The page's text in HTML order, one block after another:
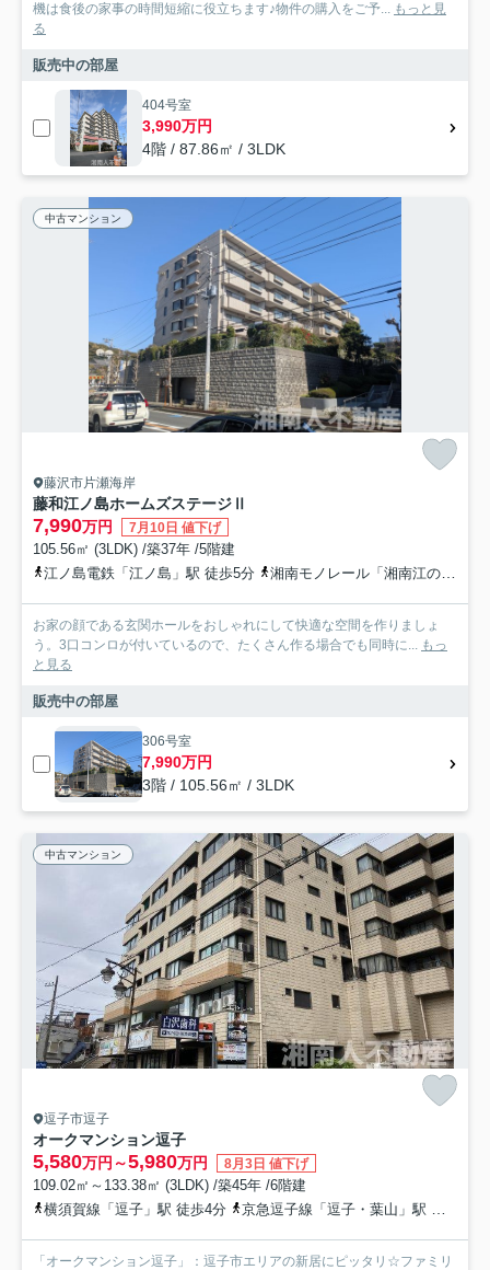
機は食後の家事の時間短縮に役立ちます♪物件の購入をご予... もっと見
る
販売中の部屋
404号室
3,990万円
4階 / 87.86㎡ / 3LDK
中古マンション
藤沢市片瀬海岸
藤和江ノ島ホームズステージⅡ
7,990万円 7月10日 値下げ
105.56㎡ (3LDK) /築37年 /5階建
江ノ島電鉄「江ノ島」駅 徒歩5分
湘南モノレール「湘南江の島」駅 徒歩5分
お家の顔である玄関ホールをおしゃれにして快適な空間を作りましょ
う。3口コンロが付いているので、たくさん作る場合でも同時に... もっ
と見る
販売中の部屋
306号室
7,990万円
3階 / 105.56㎡ / 3LDK
中古マンション
逗子市逗子
オークマンション逗子
5,580万円～5,980万円 8月3日 値下げ
109.02㎡～133.38㎡ (3LDK) /築45年 /6階建
横須賀線「逗子」駅 徒歩4分
京急逗子線「逗子・葉山」駅 徒歩7分
「オークマンション逗子」：逗子市エリアの新居にピッタリ☆ファミリ